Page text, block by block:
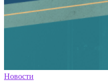
Новости